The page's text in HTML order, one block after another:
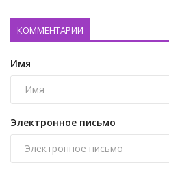
КОММЕНТАРИИ
Имя
Электронное письмо